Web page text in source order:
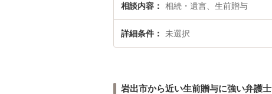
相談内容 相続・遺言、生前贈与
詳細条件 未選択
岩出市から近い生前贈与に強い弁護士